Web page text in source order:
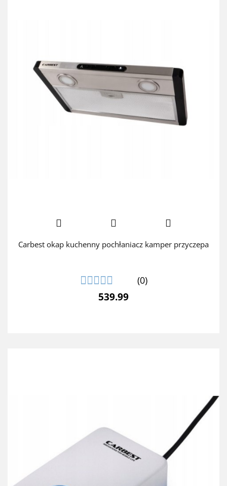
Carbest okap kuchenny pochłaniacz kamper przyczepa
(0)
539.99